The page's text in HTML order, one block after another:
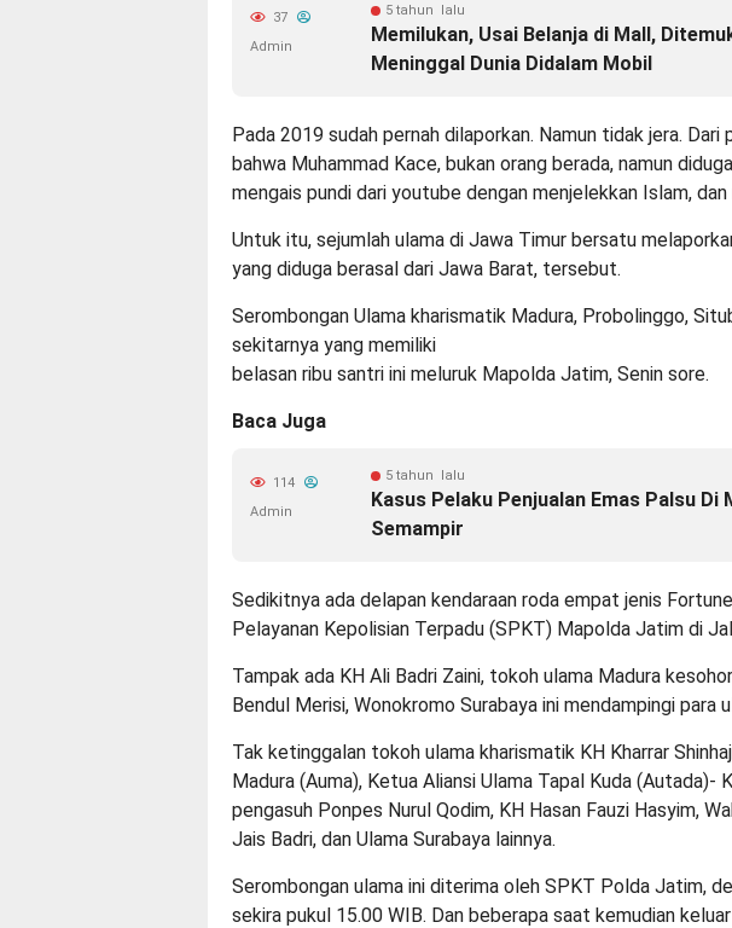
5 tahun lalu
Memilukan, Usai Belanja di Mall,
Meninggal Dunia Didalam Mobil
37
Admin
Pada 2019 sudah pernah dilaporkan. Namun tidak jera. Dari
bahwa Muhammad Kace, bukan orang berada, namun
mengais pundi dari youtube dengan menjelekkan Islam,
Untuk itu, sejumlah ulama di Jawa Timur bersatu
yang diduga berasal dari Jawa Barat, tersebut.
Serombongan Ulama kharismatik Madura, Probolinggo,
sekitarnya yang memiliki
belasan ribu santri ini meluruk Mapolda Jatim, Senin sore.
Baca Juga
5 tahun lalu
Kasus Pelaku Penjualan Emas Palsu Di
Semampir
114
Admin
Sedikitnya ada delapan kendaraan roda empat jenis
Pelayanan Kepolisian Terpadu (SPKT) Mapolda Jatim di
Tampak ada KH Ali Badri Zaini, tokoh ulama Madura
Bendul Merisi, Wonokromo Surabaya ini mendampingi para
Tak ketinggalan tokoh ulama kharismatik KH Kharrar
Madura (Auma), Ketua Aliansi Ulama Tapal Kuda (Autada)-
pengasuh Ponpes Nurul Qodim, KH Hasan Fauzi Hasyim,
Jais Badri, dan Ulama Surabaya lainnya.
Serombongan ulama ini diterima oleh SPKT Polda Jatim,
sekira pukul 15.00 WIB. Dan beberapa saat kemudian